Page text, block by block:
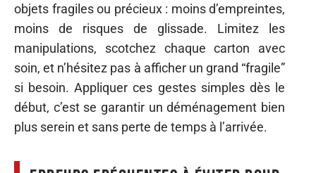
objets fragiles ou précieux : moins d’empreintes,
moins de risques de glissade. Limitez les
manipulations, scotchez chaque carton avec
soin, et n’hésitez pas à afficher un grand “fragile”
si besoin. Appliquer ces gestes simples dès le
début, c’est se garantir un déménagement bien
plus serein et sans perte de temps à l’arrivée.